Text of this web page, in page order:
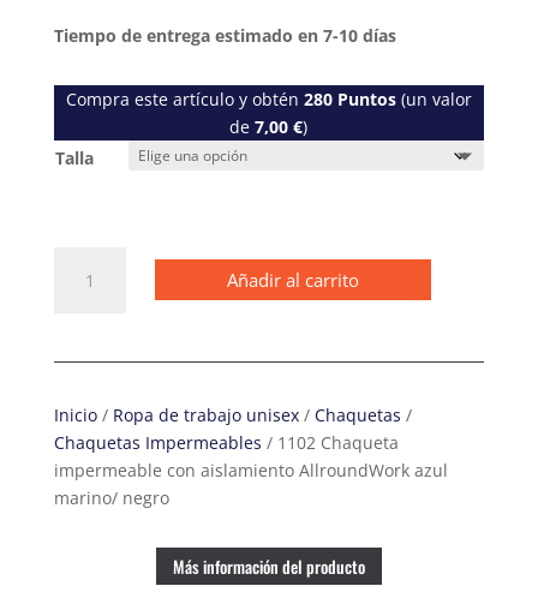
Tiempo de entrega estimado en 7-10 días
Compra este artículo y obtén 280Puntos(un valor
de7,00€)
Talla
Chaqueta
aislamiento
azul
marino/
negro
cantidad
Añadir al carrito
Inicio/ Ropa de trabajo unisex/ Chaquetas /
Chaquetas Impermeables / 1102 Chaqueta
impermeable con aislamiento AllroundWork azul
marino/ negro
Más información del producto